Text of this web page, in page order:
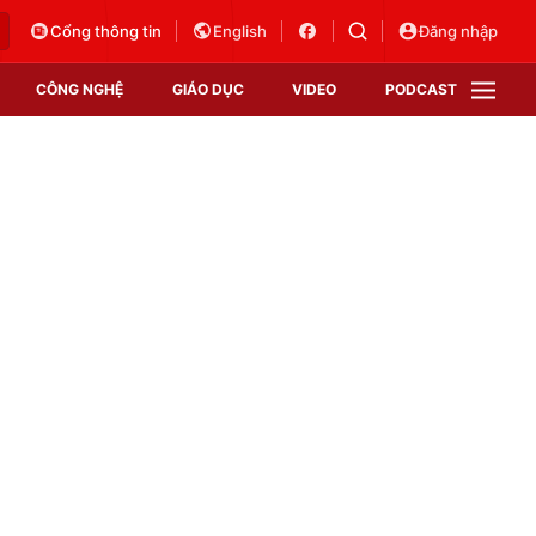
Cổng thông tin English Đăng nhập
CÔNG NGHỆ GIÁO DỤC VIDEO PODCAST